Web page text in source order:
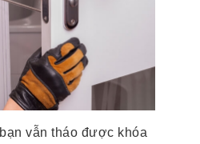
vẫn tháo được khóa